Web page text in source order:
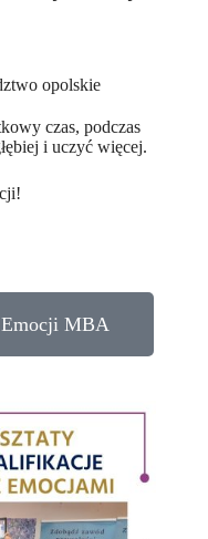
opolskie
czas, podczas
i uczyć więcej.
MBA